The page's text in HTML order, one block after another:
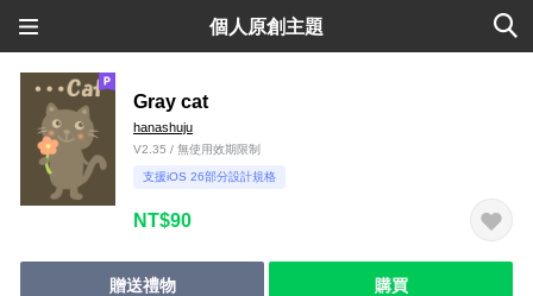
個人原創主題
Gray cat
hanashuju
V2.35 / 無使用效期限制
支援iOS 26部分設計規格
NT$90
贈送禮物 購買